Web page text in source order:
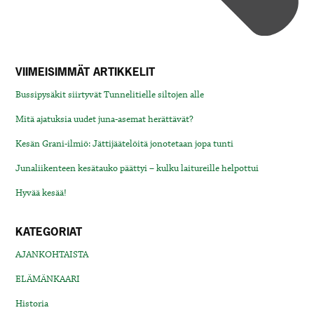
VIIMEISIMMÄT ARTIKKELIT
Bussipysäkit siirtyvät Tunnelitielle siltojen alle
Mitä ajatuksia uudet juna-asemat herättävät?
Kesän Grani-ilmiö: Jättijäätelöitä jonotetaan jopa tunti
Junaliikenteen kesätauko päättyi – kulku laitureille helpottui
Hyvää kesää!
KATEGORIAT
AJANKOHTAISTA
ELÄMÄNKAARI
Historia